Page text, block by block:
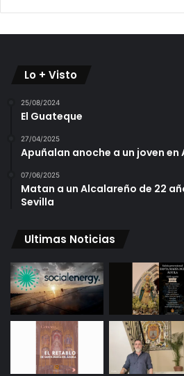
Lo + Visto
25/08/2024
El Guateque
27/04/2025
Apuñalan anoche a un joven en
07/06/2025
Matan a un Alcalareño de 22
Sevilla
Ultimas Noticias